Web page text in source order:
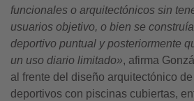
funcionales o arquitectónicos sin
usuarios objetivo, o bien se
deportivo puntual y posteriormente
un uso diario limitado», afirma
al frente del diseño arquitectónico
deportivos con piscinas cubiertas,